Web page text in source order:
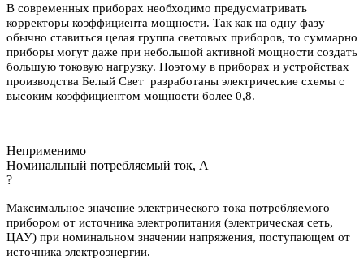
В современных приборах необходимо предусматривать
корректоры коэффициента мощности. Так как на одну фазу
обычно ставиться целая группа световых приборов, то суммарно
приборы могут даже при небольшой активной мощности создать
большую токовую нагрузку. Поэтому в приборах и устройствах
производства Белый Свет разработаны электрические схемы с
высоким коэффициентом мощности более 0,8.
Неприменимо
Номинальный потребляемый ток, А
?
Максимальное значение электрического тока потребляемого
прибором от источника электропитания (электрическая сеть,
ЦАУ) при номинальном значении напряжения, поступающем от
источника электроэнергии.